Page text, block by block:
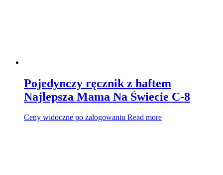
Pojedynczy ręcznik z haftem
Najlepsza Mama Na Świecie C-8
Ceny widoczne po zalogowaniu Read more